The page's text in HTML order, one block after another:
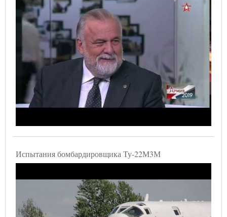
Испытания бомбардировщика Ту-22М3М